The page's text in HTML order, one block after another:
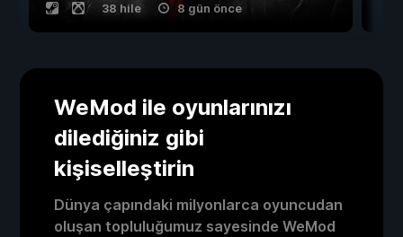
38 hile 8 gün önce
WeMod ile oyunlarınızı
dilediğiniz gibi
kişiselleştirin
Dünya çapındaki milyonlarca oyuncudan
oluşan topluluğumuz sayesinde WeMod